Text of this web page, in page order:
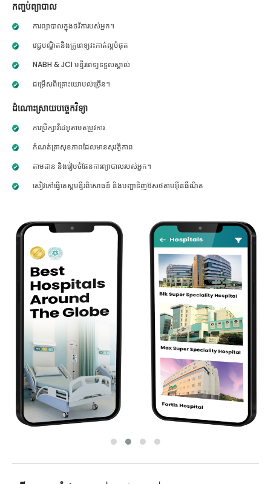
កញ្ចប់ព្យាបាល
ការព្យាបាលក្នុងថវិការបស់អ្នក។
វេជ្ជបណ្ឌិតនិងគ្រូពេទ្យវះកាត់ល្អបំផុត
NABH & JCI មន្ទីរពេទ្យទទួលស្គាល់
ជម្រើសពិគ្រោះយោបល់ច្រើន។
ដំណោះស្រាយបច្ចេកវិទ្យា
ការប្រឹក្សាវីដេអូតាមតម្រូវការ
កំណត់ត្រាសុខភាពដែលមានសុវត្ថិភាព
តាមដាន និងរៀបចំផែនការព្យាបាលរបស់អ្នក។
សៀវភៅធ្វើតេស្តមន្ទីរពិសោធន៍ និងបញ្ជាទិញឱសថតាមអ៊ីនធឺណិត